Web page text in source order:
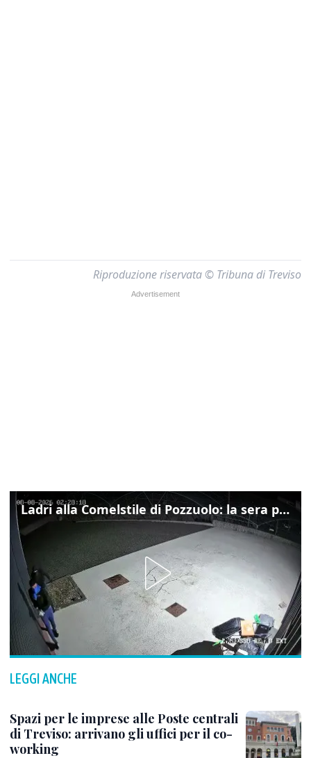
Riproduzione riservata © Tribuna di Treviso
Ladri alla Comelstile di Pozzuolo: la sera prima il tentato furto a Buja, ecco le immagini
LEGGI ANCHE
Spazi per le imprese alle Poste centrali
di Treviso: arrivano gli uffici per il co-
working